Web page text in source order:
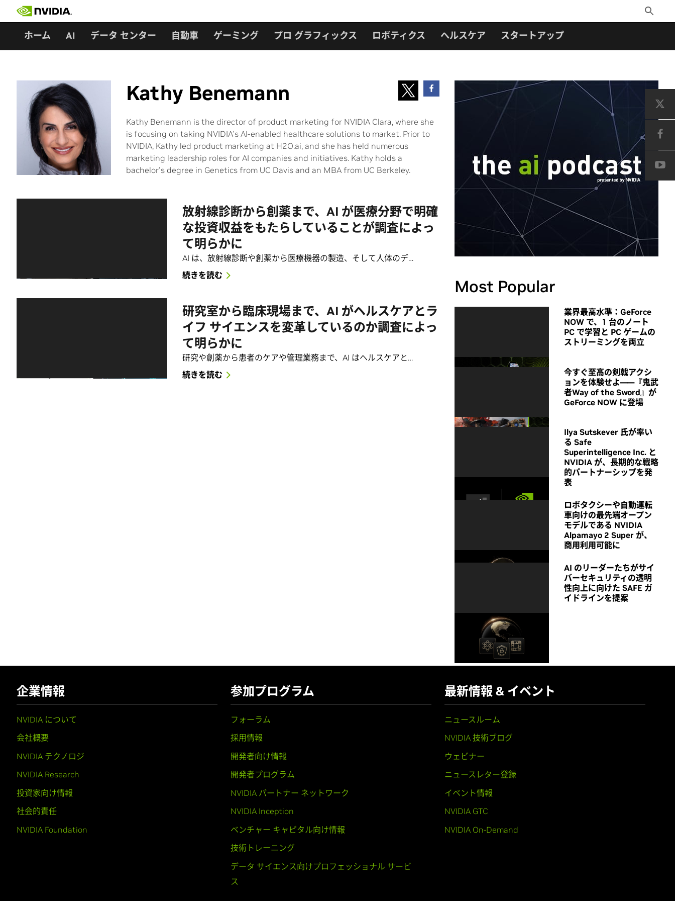
Toggle
Search
ホーム AI データ センター 自動車 ゲーミング プロ グラフィックス ロボティクス ヘルスケア スタートアップ
Kathy Benemann
Kathy Benemann is the director of product marketing for NVIDIA Clara, where she
is focusing on taking NVIDIA's AI-enabled healthcare solutions to market. Prior to
NVIDIA, Kathy led product marketing at H2O.ai, and she has held numerous
marketing leadership roles for AI companies and initiatives. Kathy holds a
bachelor's degree in Genetics from UC Davis and an MBA from UC Berkeley.
放射線診断から創薬まで、AI が医療分野で明確
な投資収益をもたらしていることが調査によっ
て明らかに
AI は、放射線診断や創薬から医療機器の製造、そして人体のデ…
続きを読む
研究室から臨床現場まで、AI がヘルスケアとラ
イフ サイエンスを変革しているのか調査によっ
て明らかに
研究や創薬から患者のケアや管理業務まで、AI はヘルスケアと…
続きを読む
Most Popular
業界最高水準：GeForce
NOW で、1 台のノート
PC で学習と PC ゲームの
ストリーミングを両立
今すぐ至高の剣戟アクシ
ョンを体験せよ――『鬼武
者Way of the Sword』が
GeForce NOW に登場
Ilya Sutskever 氏が率い
る Safe
Superintelligence Inc. と
NVIDIA が、長期的な戦略
的パートナーシップを発
表
ロボタクシーや自動運転
車向けの最先端オープン
モデルである NVIDIA
Alpamayo 2 Super が、
商用利用可能に
AI のリーダーたちがサイ
バーセキュリティの透明
性向上に向けた SAFE ガ
イドラインを提案
企業情報
NVIDIA について
会社概要
NVIDIA テクノロジ
NVIDIA Research
投資家向け情報
社会的責任
NVIDIA Foundation
参加プログラム
フォーラム
採用情報
開発者向け情報
開発者プログラム
NVIDIA パートナー ネットワーク
NVIDIA Inception
ベンチャー キャピタル向け情報
技術トレーニング
データ サイエンス向けプロフェッショナル サービ
ス
最新情報 & イベント
ニュースルーム
NVIDIA 技術ブログ
ウェビナー
ニュースレター登録
イベント情報
NVIDIA GTC
NVIDIA On-Demand